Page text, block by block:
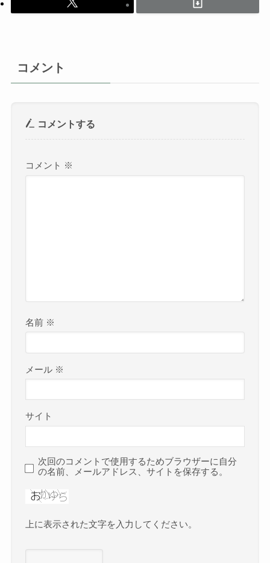
コメント
コメントする
コメント ※
名前 ※
メール ※
サイト
次回のコメントで使用するためブラウザーに自分
の名前、メールアドレス、サイトを保存する。
上に表示された文字を入力してください。